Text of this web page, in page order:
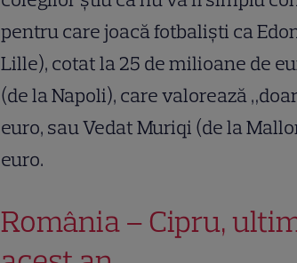
pentru care joacă fotbaliști ca
Lille), cotat la 25 de milioane de
(de la Napoli), care valorează
euro, sau Vedat Muriqi (de la
euro.
România – Cipru,